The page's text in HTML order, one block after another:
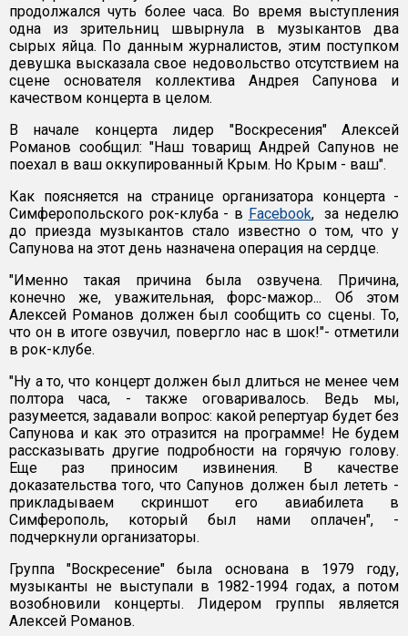
продолжался чуть более часа. Во время выступления
одна из зрительниц швырнула в музыкантов два
сырых яйца. По данным журналистов, этим поступком
девушка высказала свое недовольство отсутствием на
сцене основателя коллектива Андрея Сапунова и
качеством концерта в целом.
В начале концерта лидер "Воскресения" Алексей
Романов сообщил: "Наш товарищ Андрей Сапунов не
поехал в ваш оккупированный Крым. Но Крым - ваш".
Как поясняется на странице организатора концерта -
Симферопольского рок-клуба - в Facebook, за неделю
до приезда музыкантов стало известно о том, что у
Сапунова на этот день назначена операция на сердце.
"Именно такая причина была озвучена. Причина,
конечно же, уважительная, форс-мажор... Об этом
Алексей Романов должен был сообщить со сцены. То,
что он в итоге озвучил, повергло нас в шок!"- отметили
в рок-клубе.
"Ну а то, что концерт должен был длиться не менее чем
полтора часа, - также оговаривалось. Ведь мы,
разумеется, задавали вопрос: какой репертуар будет без
Сапунова и как это отразится на программе! Не будем
рассказывать другие подробности на горячую голову.
Еще раз приносим извинения. В качестве
доказательства того, что Сапунов должен был лететь -
прикладываем скриншот его авиабилета в
Симферополь, который был нами оплачен", -
подчеркнули организаторы.
Группа "Воскресение" была основана в 1979 году,
музыканты не выступали в 1982-1994 годах, а потом
возобновили концерты. Лидером группы является
Алексей Романов.